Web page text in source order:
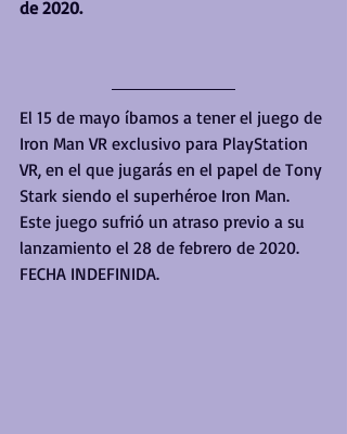
de 2020.
El 15 de mayo íbamos a tener el juego de
Iron Man VR exclusivo para PlayStation
VR, en el que jugarás en el papel de Tony
Stark siendo el superhéroe Iron Man.
Este juego sufrió un atraso previo a su
lanzamiento el 28 de febrero de 2020.
FECHA INDEFINIDA.